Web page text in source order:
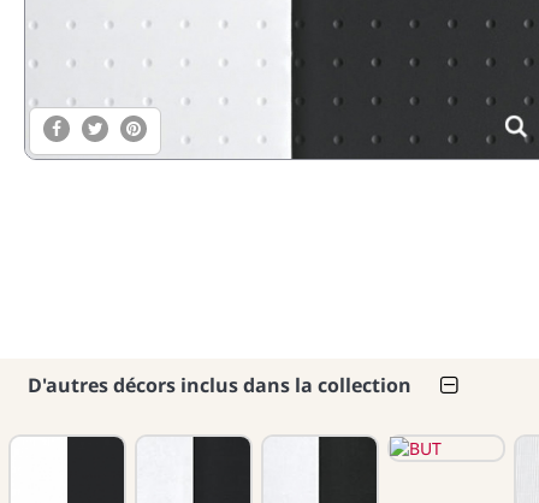
D'autres décors inclus dans la collection